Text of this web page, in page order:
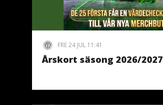
FRE 24 JUL 11:41
Årskort säsong 2026/2027